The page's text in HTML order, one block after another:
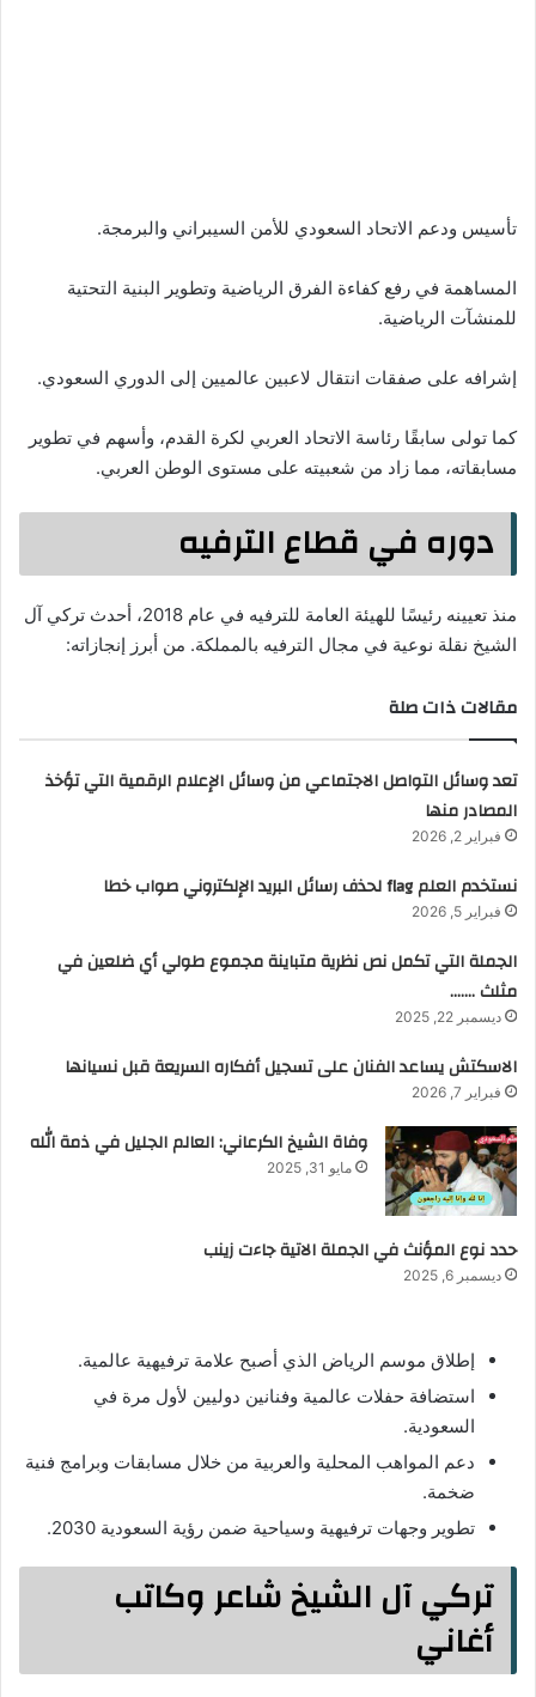
تأسيس ودعم الاتحاد السعودي للأمن السيبراني والبرمجة.
المساهمة في رفع كفاءة الفرق الرياضية وتطوير البنية التحتية
للمنشآت الرياضية.
إشرافه على صفقات انتقال لاعبين عالميين إلى الدوري السعودي.
كما تولى سابقًا رئاسة الاتحاد العربي لكرة القدم، وأسهم في تطوير
مسابقاته، مما زاد من شعبيته على مستوى الوطن العربي.
دوره في قطاع الترفيه
منذ تعيينه رئيسًا للهيئة العامة للترفيه في عام 2018، أحدث تركي آل
الشيخ نقلة نوعية في مجال الترفيه بالمملكة. من أبرز إنجازاته:
مقالات ذات صلة
تعد وسائل التواصل الاجتماعي من وسائل الإعلام الرقمية التي تؤخذ
المصادر منها
فبراير 2, 2026
نستخدم العلم flag لحذف رسائل البريد الإلكتروني صواب خطا
فبراير 5, 2026
الجملة التي تكمل نص نظرية متباينة مجموع طولي أي ضلعين في
مثلث …….
ديسمبر 22, 2025
الاسكتش يساعد الفنان على تسجيل أفكاره السريعة قبل نسيانها
فبراير 7, 2026
وفاة الشيخ الكرعاني: العالم الجليل في ذمة الله
مايو 31, 2025
حدد نوع المؤنث في الجملة الاتية جاءت زينب
ديسمبر 6, 2025
إطلاق موسم الرياض الذي أصبح علامة ترفيهية عالمية.
استضافة حفلات عالمية وفنانين دوليين لأول مرة في
السعودية.
دعم المواهب المحلية والعربية من خلال مسابقات وبرامج فنية
ضخمة.
تطوير وجهات ترفيهية وسياحية ضمن رؤية السعودية 2030.
تركي آل الشيخ شاعر وكاتب
أغاني